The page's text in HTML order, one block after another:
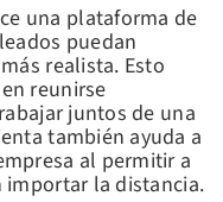
una plataforma de
puedan
realista. Esto
reunirse
juntos de una
también ayuda a
al permitir a
la distancia.